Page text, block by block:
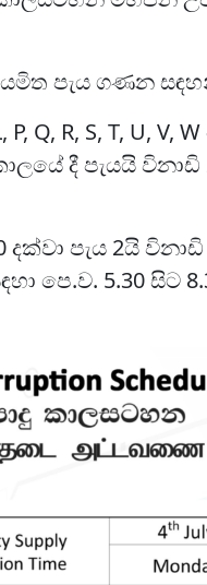
පැය ගණන
P, Q, R, S, T, U,
දී පැයයි
දක්වා පැය 2යි
පෙ.ව. 5.30 සිට